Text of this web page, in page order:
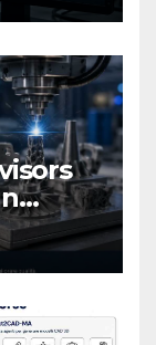
3D
filiera